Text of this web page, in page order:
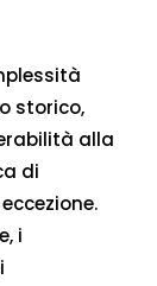
storico,
alla
di
i